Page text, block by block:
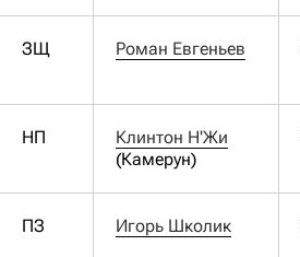
ЗЩ Роман Евгеньев
НП
Клинтон Н'Жи
(Камерун)
ПЗ Игорь Школик